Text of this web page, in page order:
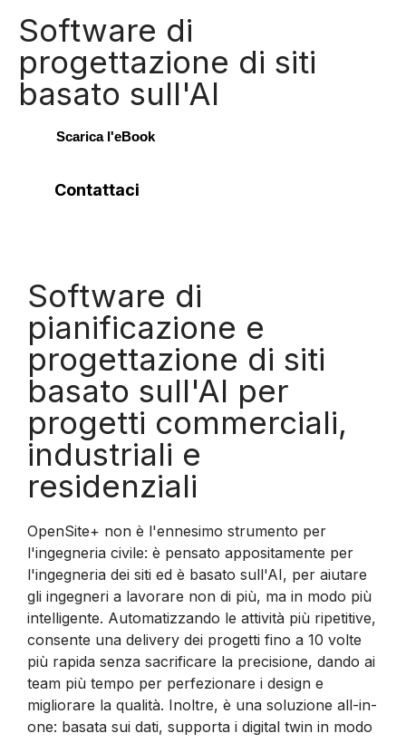
Software di
progettazione di siti
basato sull'AI
Scarica l'eBook
Contattaci
Software di
pianificazione e
progettazione di siti
basato sull'AI per
progetti commerciali,
industriali e
residenziali
OpenSite+ non è l'ennesimo strumento per
l'ingegneria civile: è pensato appositamente per
l'ingegneria dei siti ed è basato sull'AI, per aiutare
gli ingegneri a lavorare non di più, ma in modo più
intelligente. Automatizzando le attività più ripetitive,
consente una delivery dei progetti fino a 10 volte
più rapida senza sacrificare la precisione, dando ai
team più tempo per perfezionare i design e
migliorare la qualità. Inoltre, è una soluzione all-in-
one: basata sui dati, supporta i digital twin in modo